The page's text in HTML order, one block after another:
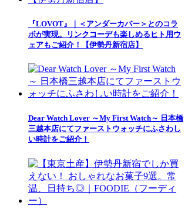
『LOVOT』｜＜アンダーカバー＞とのコラ
ボが実現。リンクコーデも楽しめるヒト用ウ
ェアもご紹介！【伊勢丹新宿店】
Dear Watch Lover ～My First Watch～ 日本橋
三越本店にてファーストウォッチにふさわし
い時計をご紹介！